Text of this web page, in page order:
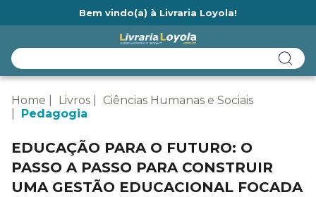
Bem vindo(a) à Livraria Loyola!
Home Livros
Ciências Humanas e Sociais
Pedagogia
EDUCAÇÃO PARA O FUTURO: O
PASSO A PASSO PARA CONSTRUIR
UMA GESTÃO EDUCACIONAL FOCADA